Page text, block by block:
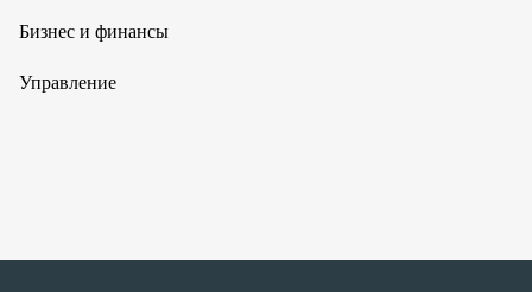
Бизнес и финансы
Управление